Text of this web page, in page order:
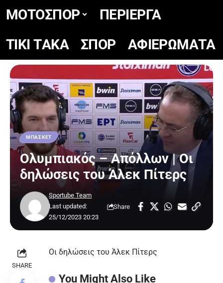
ΜΟΤΟΣΠΟΡ
ΠΕΡΙΕΡΓΑ
TIKΙ TΑΚΑ
ΣΠΟΡ ΑΦΙΕΡΩΜΑΤΑ
ΜΠΑΣΚΕΤ
Ολυμπιακός – Απόλλων | Οι
δηλώσεις του Άλεκ Πίτερς
Last updated:
25/12/2023 20:23
Sportube Team
Share
SHARE
Οι δηλώσεις του Άλεκ Πίτερς
You Might Also Like